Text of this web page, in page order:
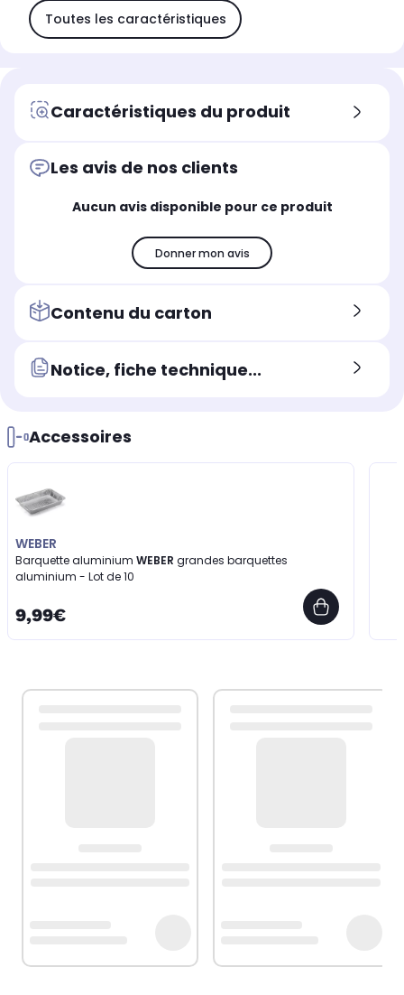
Toutes les caractéristiques
Caractéristiques du produit
Les avis de nos clients
Aucun avis disponible pour ce produit
Donner mon avis
Contenu du carton
Notice, fiche technique...
Accessoires
WEBER
Barquette aluminium WEBER
aluminium - Lot de 10
9,99€